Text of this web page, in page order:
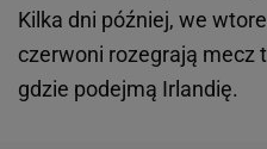
Kilka dni później, we
czerwoni rozegrają mecz
gdzie podejmą Irlandię.